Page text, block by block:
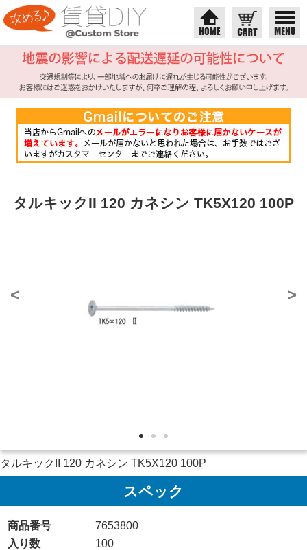
タルキックII 120 カネシン TK5X120 100P
< >
タルキックII 120 カネシン TK5X120 100P
スペック
商品番号
7653800
入り数
100